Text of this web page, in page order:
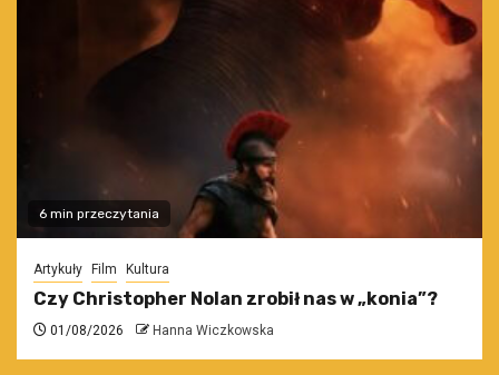
6 min przeczytania
Artykuły Film Kultura
Czy Christopher Nolan zrobił nas w „konia”?
01/08/2026 Hanna Wiczkowska